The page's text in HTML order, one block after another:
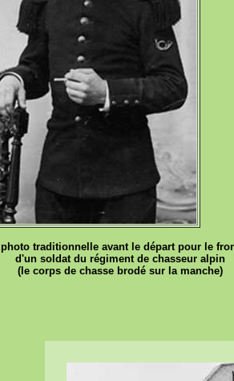
photo traditionnelle avant le départ pour le
d'un soldat du régiment de chasseur alpin
(le corps de chasse brodé sur la manche)